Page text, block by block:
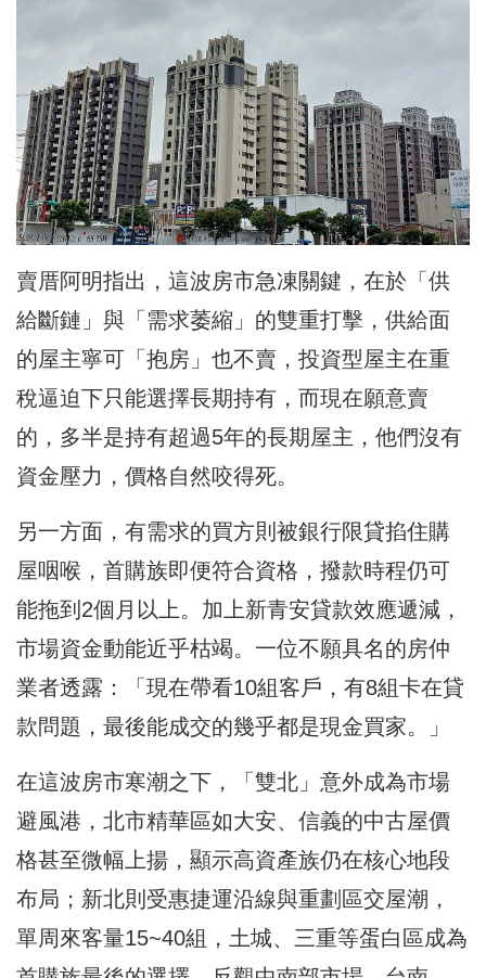
賣厝阿明指出，這波房市急凍關鍵，在於「供
給斷鏈」與「需求萎縮」的雙重打擊，供給面
的屋主寧可「抱房」也不賣，投資型屋主在重
稅逼迫下只能選擇長期持有，而現在願意賣
的，多半是持有超過5年的長期屋主，他們沒有
資金壓力，價格自然咬得死。
另一方面，有需求的買方則被銀行限貸掐住購
屋咽喉，首購族即便符合資格，撥款時程仍可
能拖到2個月以上。加上新青安貸款效應遞減，
市場資金動能近乎枯竭。一位不願具名的房仲
業者透露：「現在帶看10組客戶，有8組卡在貸
款問題，最後能成交的幾乎都是現金買家。」
在這波房市寒潮之下，「雙北」意外成為市場
避風港，北市精華區如大安、信義的中古屋價
格甚至微幅上揚，顯示高資產族仍在核心地段
布局；新北則受惠捷運沿線與重劃區交屋潮，
單周來客量15~40組，土城、三重等蛋白區成為